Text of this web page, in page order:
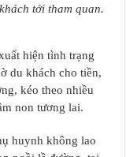
tới tham quan.
hiện tình trạng
du khách cho tiền,
kéo theo nhiều
non tương lai.
huynh không lao